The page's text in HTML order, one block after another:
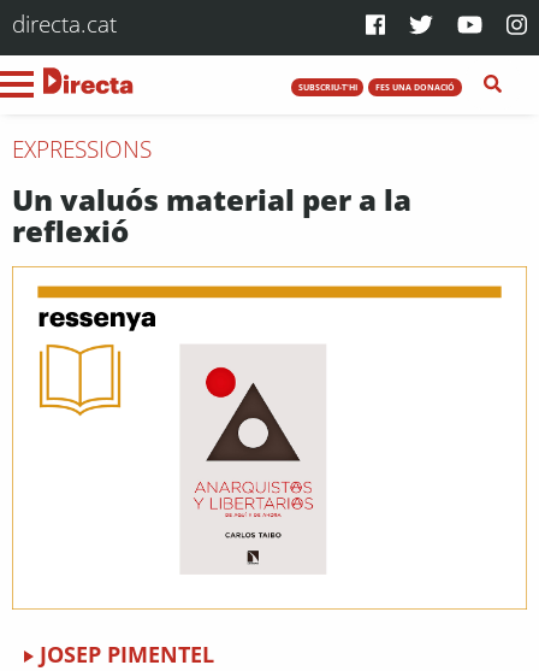
directa.cat
SUBSCRIU-T'HI FES UNA DONACIÓ
EXPRESSIONS
Un valuós material per a la
reflexió
JOSEP PIMENTEL